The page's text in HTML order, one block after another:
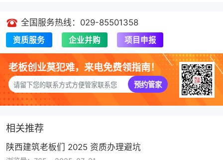
全国服务热线：029-85501358
资质服务 企业并购 项目申报
老板创业莫犯难，来电免费领指南！
预约管家
相关推荐
陕西建筑老板们 2025 资质办理避坑